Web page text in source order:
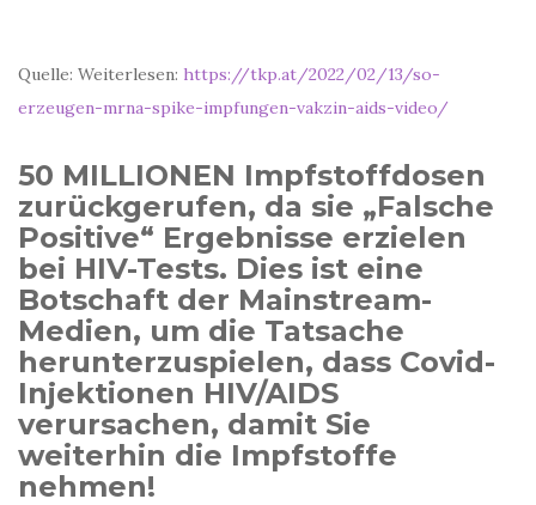
Quelle: Weiterlesen: https://tkp.at/2022/02/13/so-
erzeugen-mrna-spike-impfungen-vakzin-aids-video/
50 MILLIONEN Impfstoffdosen
zurückgerufen, da sie „Falsche
Positive“ Ergebnisse erzielen
bei HIV-Tests. Dies ist eine
Botschaft der Mainstream-
Medien, um die Tatsache
herunterzuspielen, dass Covid-
Injektionen HIV/AIDS
verursachen, damit Sie
weiterhin die Impfstoffe
nehmen!